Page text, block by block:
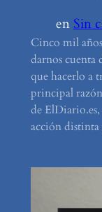
en Sin
Cinco mil
darnos cuenta
que hacerlo a
principal
de ElDiario.es,
acción